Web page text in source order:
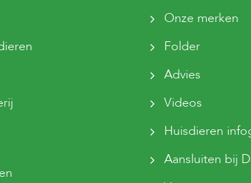
Onze merken
Folder
Advies
Videos
Huisdieren
Aansluiten bij